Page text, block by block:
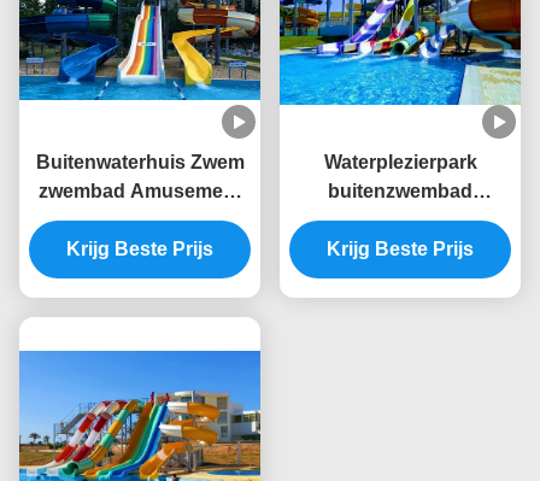
Buitenwaterhuis Zwem
zwembad Amusement
Rides Sport Glasvezel
Glijbaan Voor Kinderen
Krijg Beste Prijs
Waterplezierpark
buitenzwembad
Kinderspeelplaats
Glasvezelslide
Krijg Beste Prijs